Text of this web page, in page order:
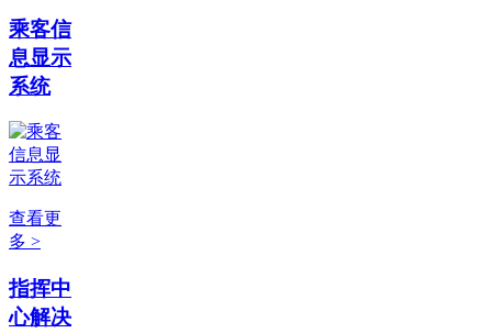
乘客信
息显示
系统
查看更
多 >
指挥中
心解决